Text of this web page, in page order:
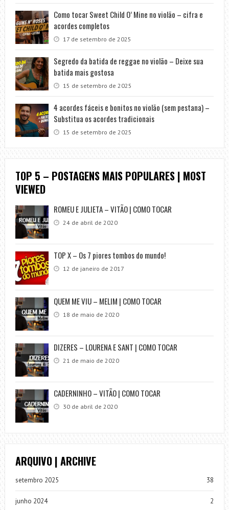
Como tocar Sweet Child O’ Mine no violão – cifra e
acordes completos
17 de setembro de 2025
Segredo da batida de reggae no violão – Deixe sua
batida mais gostosa
15 de setembro de 2025
4 acordes fáceis e bonitos no violão (sem pestana) –
Substitua os acordes tradicionais
15 de setembro de 2025
TOP 5 – POSTAGENS MAIS POPULARES | MOST
VIEWED
ROMEU E JULIETA – VITÃO | COMO TOCAR
24 de abril de 2020
TOP X – Os 7 piores tombos do mundo!
12 de janeiro de 2017
QUEM ME VIU – MELIM | COMO TOCAR
18 de maio de 2020
DIZERES – LOURENA E SANT | COMO TOCAR
21 de maio de 2020
CADERNINHO – VITÃO | COMO TOCAR
30 de abril de 2020
ARQUIVO | ARCHIVE
setembro 2025 38
junho 2024 2